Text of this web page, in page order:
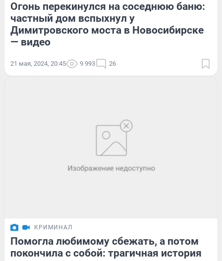
Огонь перекинулся на соседнюю баню:
частный дом вспыхнул у
Димитровского моста в Новосибирске
— видео
21 мая, 2024, 20:45 9 993 26
КРИМИНАЛ
Помогла любимому сбежать, а потом
покончила с собой: трагичная история